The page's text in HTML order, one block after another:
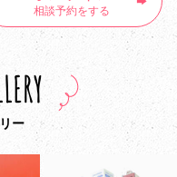
相談予約をする
ー